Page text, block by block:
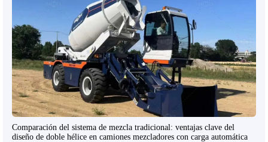
Comparación del sistema de mezcla tradicional: ventajas clave del
diseño de doble hélice en camiones mezcladores con carga automática